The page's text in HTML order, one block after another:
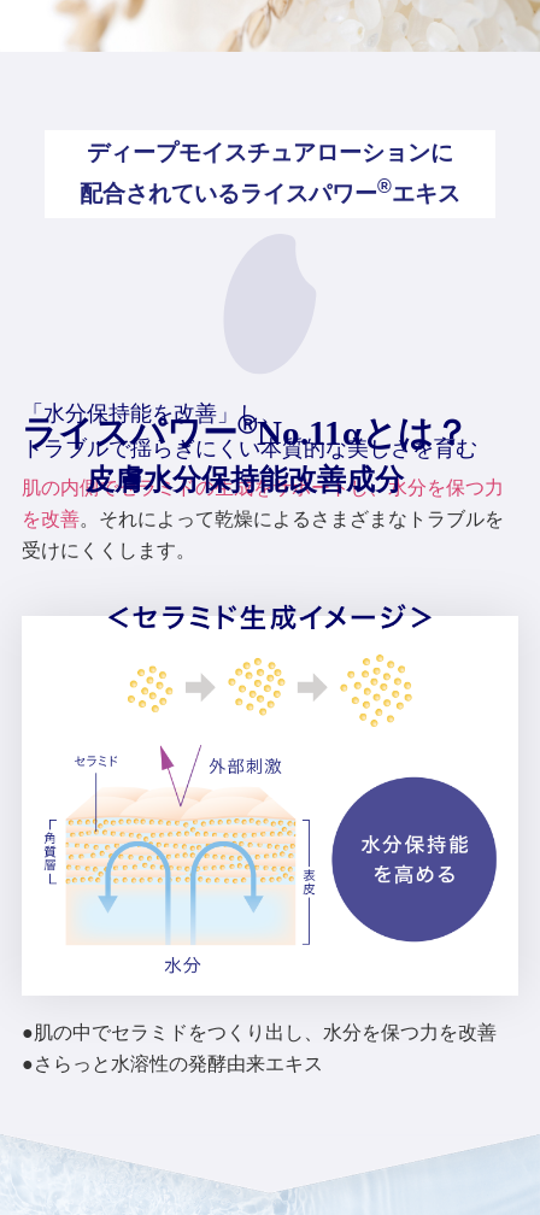
ディープモイスチュアローションに
配合されているライスパワー®エキス
ライスパワーⓇNo.11αとは？
皮膚水分保持能改善成分
「水分保持能を改善」し、
トラブルで揺らぎにくい本質的な美しさを育む
肌の内側でセラミドの生成をサポートし、水分を保つ力
を改善。それによって乾燥によるさまざまなトラブルを
受けにくくします。
●肌の中でセラミドをつくり出し、水分を保つ力を改善
●さらっと水溶性の発酵由来エキス